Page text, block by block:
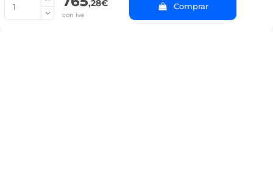
,28€
con iva
Comprar
Condiciones generales de compra |